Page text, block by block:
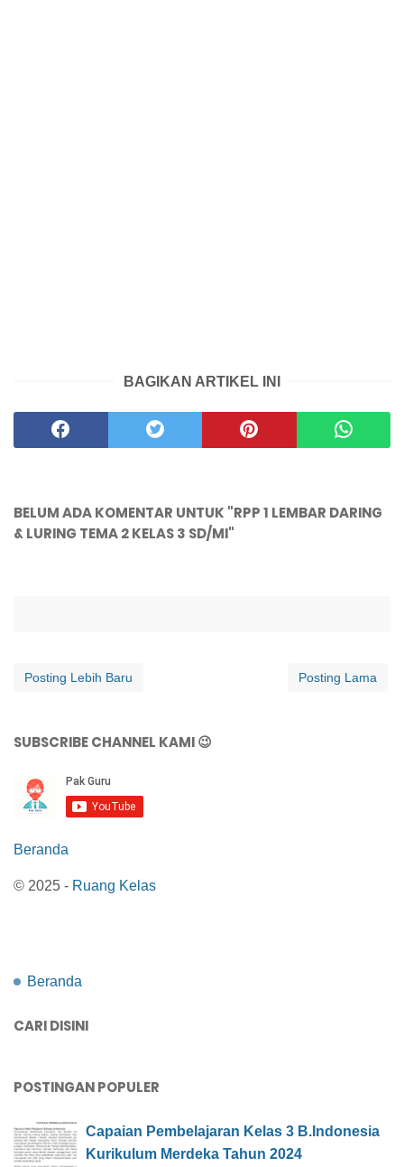
BAGIKAN ARTIKEL INI
BELUM ADA KOMENTAR UNTUK "RPP 1 LEMBAR DARING
& LURING TEMA 2 KELAS 3 SD/MI"
Posting Lebih Baru Posting Lama
SUBSCRIBE CHANNEL KAMI 😉
Beranda
© 2025 - Ruang Kelas
Beranda
CARI DISINI
POSTINGAN POPULER
Capaian Pembelajaran Kelas 3 B.Indonesia
Kurikulum Merdeka Tahun 2024